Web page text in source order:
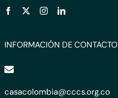
INFORMACIÓN DE CONTACTO
casacolombia@cccs.org.co